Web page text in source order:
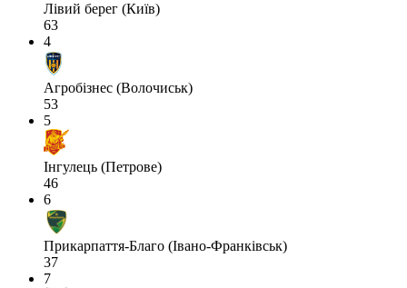
Лівий берег (Київ)
63
4
Агробізнес (Волочиськ)
53
5
Інгулець (Петрове)
46
6
Прикарпаття-Благо (Івано-Франківськ)
37
7